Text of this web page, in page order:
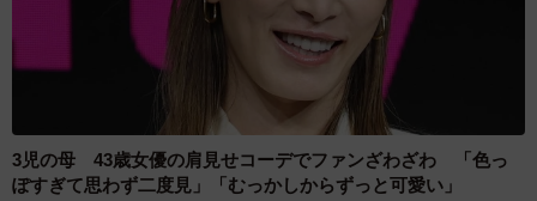
3児の母 43歳女優の肩見せコーデでファンざわざわ 「色っ
ぽすぎて思わず二度見」「むっかしからずっと可愛い」